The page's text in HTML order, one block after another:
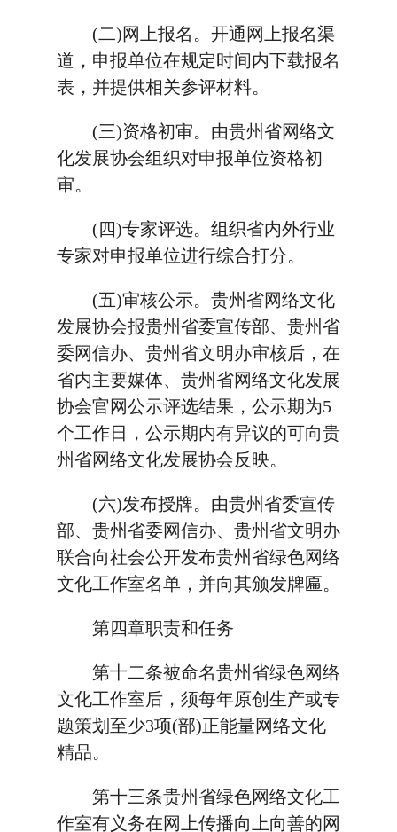
(二)网上报名。开通网上报名渠
道，申报单位在规定时间内下载报名
表，并提供相关参评材料。
(三)资格初审。由贵州省网络文
化发展协会组织对申报单位资格初
审。
(四)专家评选。组织省内外行业
专家对申报单位进行综合打分。
(五)审核公示。贵州省网络文化
发展协会报贵州省委宣传部、贵州省
委网信办、贵州省文明办审核后，在
省内主要媒体、贵州省网络文化发展
协会官网公示评选结果，公示期为5
个工作日，公示期内有异议的可向贵
州省网络文化发展协会反映。
(六)发布授牌。由贵州省委宣传
部、贵州省委网信办、贵州省文明办
联合向社会公开发布贵州省绿色网络
文化工作室名单，并向其颁发牌匾。
第四章职责和任务
第十二条被命名贵州省绿色网络
文化工作室后，须每年原创生产或专
题策划至少3项(部)正能量网络文化
精品。
第十三条贵州省绿色网络文化工
作室有义务在网上传播向上向善的网